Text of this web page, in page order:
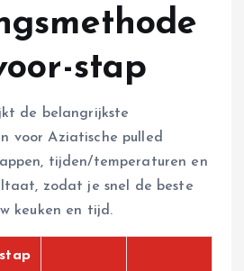
stap
de belangrijkste
voor Aziatische pulled
tijden/temperaturen en
zodat je snel de beste
keuken en tijd.